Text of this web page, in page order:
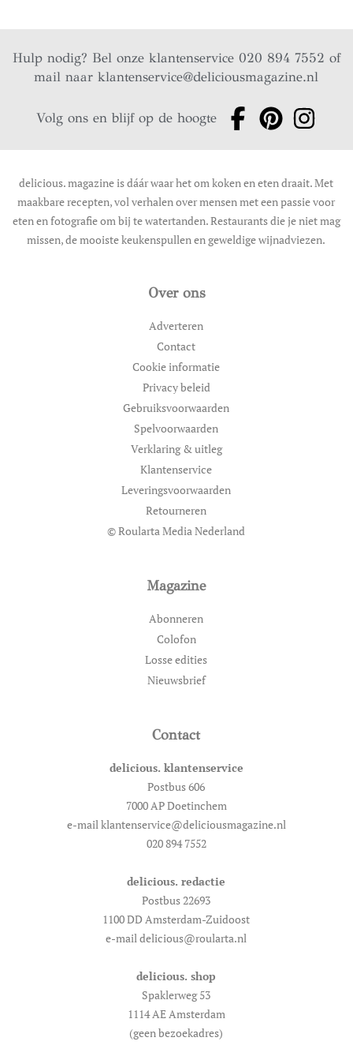
Hulp nodig? Bel onze klantenservice 020 894 7552 of
mail naarklantenservice@deliciousmagazine.nl
Volg ons en blijf op de hoogte
delicious. magazine is dáár waar het om koken en eten draait. Met
maakbare recepten, vol verhalen over mensen met een passie voor
eten en fotografie om bij te watertanden. Restaurants die je niet mag
missen, de mooiste keukenspullen en geweldige wijnadviezen.
Over ons
Adverteren
Contact
Cookie informatie
Privacy beleid
Gebruiksvoorwaarden
Spelvoorwaarden
Verklaring & uitleg
Klantenservice
Leveringsvoorwaarden
Retourneren
© Roularta Media Nederland
Magazine
Abonneren
Colofon
Losse edities
Nieuwsbrief
Contact
delicious. klantenservice
Postbus 606
7000 AP Doetinchem
e-mail klantenservice@deliciousmagazine.nl
020 894 7552
delicious. redactie
Postbus 22693
1100 DD Amsterdam-Zuidoost
e-mail delicious@roularta.nl
delicious. shop
Spaklerweg 53
1114 AE Amsterdam
(geen bezoekadres)